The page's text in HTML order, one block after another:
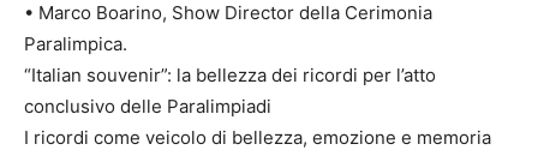
• Marco Boarino, Show Director della Cerimonia
Paralimpica.
“Italian souvenir”: la bellezza dei ricordi per l’atto
conclusivo delle Paralimpiadi
I ricordi come veicolo di bellezza, emozione e memoria